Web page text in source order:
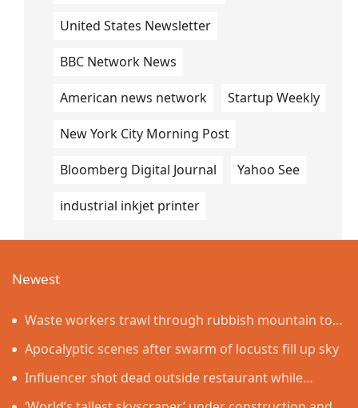
United States Newsletter
BBC Network News
American news network Startup Weekly
New York City Morning Post
Bloomberg Digital Journal Yahoo See
industrial inkjet printer
Newest
Waste workers trawl through rubbish mountain to
find binned €1,000,000 lottery ticket
Apocalyptic scenes after swarm of locusts fill up sky
Influencer shot dead outside restaurant while